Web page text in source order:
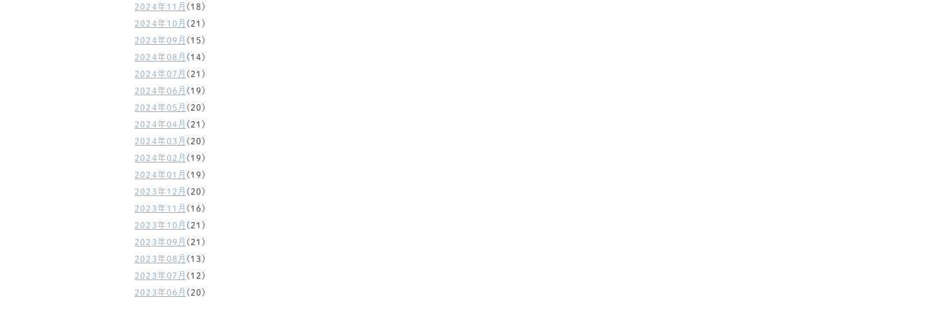
2024年11月 (18)
2024年10月 (21)
2024年09月 (15)
2024年08月 (14)
2024年07月 (21)
2024年06月 (19)
2024年05月 (20)
2024年04月 (21)
2024年03月 (20)
2024年02月 (19)
2024年01月 (19)
2023年12月 (20)
2023年11月 (16)
2023年10月 (21)
2023年09月 (21)
2023年08月 (13)
2023年07月 (12)
2023年06月 (20)